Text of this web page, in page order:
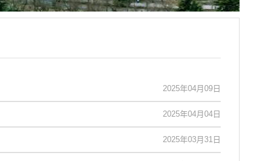
2025年04月09日
2025年04月04日
2025年03月31日